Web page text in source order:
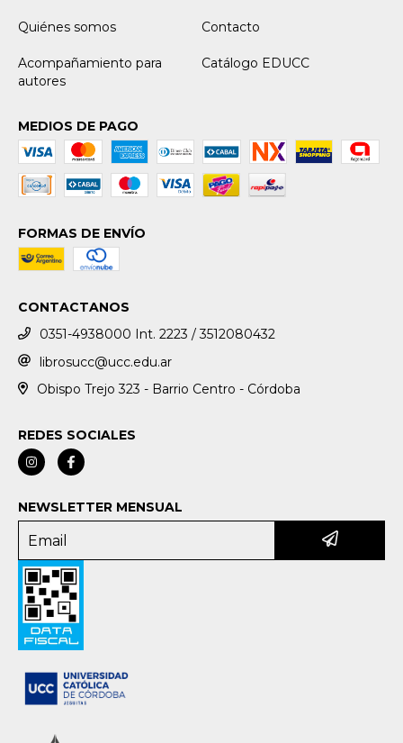
Quiénes somos Contacto
Acompañamiento para
autores
Catálogo EDUCC
MEDIOS DE PAGO
FORMAS DE ENVÍO
CONTACTANOS
0351-4938000 Int. 2223 / 3512080432
librosucc@ucc.edu.ar
Obispo Trejo 323 - Barrio Centro - Córdoba
REDES SOCIALES
NEWSLETTER MENSUAL